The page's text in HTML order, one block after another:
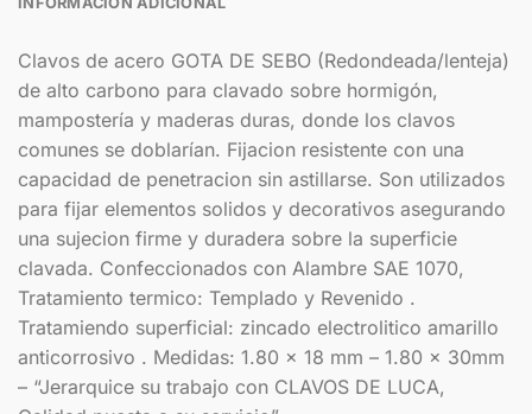
Clavos de acero GOTA DE SEBO (Redondeada/lenteja)
de alto carbono para clavado sobre hormigón,
mampostería y maderas duras, donde los clavos
comunes se doblarían. Fijacion resistente con una
capacidad de penetracion sin astillarse. Son utilizados
para fijar elementos solidos y decorativos asegurando
una sujecion firme y duradera sobre la superficie
clavada. Confeccionados con Alambre SAE 1070,
Tratamiento termico: Templado y Revenido .
Tratamiendo superficial: zincado electrolitico amarillo
anticorrosivo . Medidas: 1.80 x 18 mm – 1.80 x 30mm
– “Jerarquice su trabajo con CLAVOS DE LUCA,